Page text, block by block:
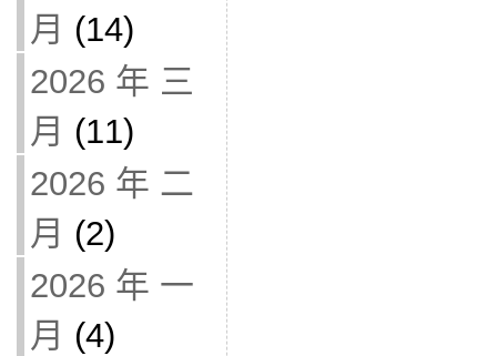
月 (14)
2026 年 三
月 (11)
2026 年 二
月 (2)
2026 年 一
月 (4)